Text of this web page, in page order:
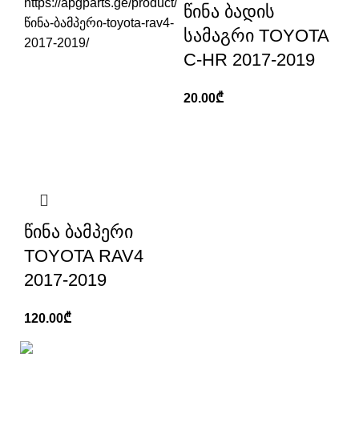
წინა ბამპერი
TOYOTA RAV4
2017-2019
120.00₾
წინა ბადის
სამაგრი TOYOTA
C-HR 2017-2019
20.00₾